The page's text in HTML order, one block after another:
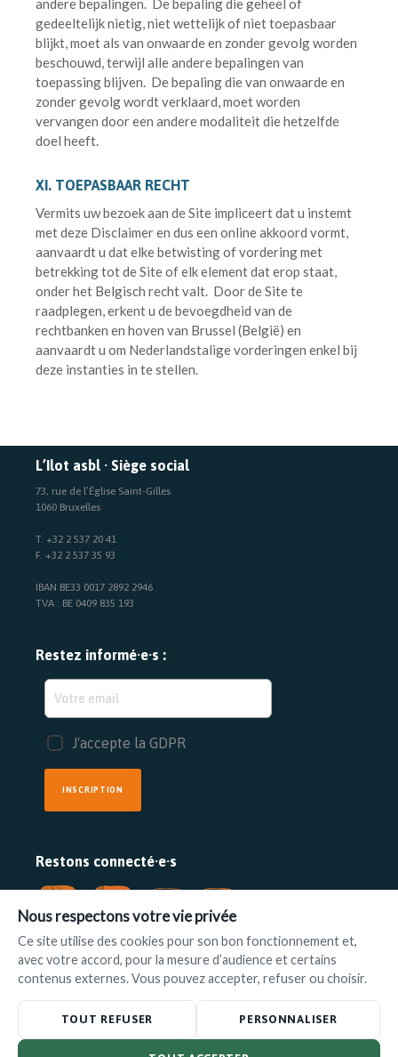
andere bepalingen. De bepaling die geheel of
gedeeltelijk nietig, niet wettelijk of niet toepasbaar
blijkt, moet als van onwaarde en zonder gevolg worden
beschouwd, terwijl alle andere bepalingen van
toepassing blijven. De bepaling die van onwaarde en
zonder gevolg wordt verklaard, moet worden
vervangen door een andere modaliteit die hetzelfde
doel heeft.
XI. TOEPASBAAR RECHT
Vermits uw bezoek aan de Site impliceert dat u instemt
met deze Disclaimer en dus een online akkoord vormt,
aanvaardt u dat elke betwisting of vordering met
betrekking tot de Site of elk element dat erop staat,
onder het Belgisch recht valt. Door de Site te
raadplegen, erkent u de bevoegdheid van de
rechtbanken en hoven van Brussel (België) en
aanvaardt u om Nederlandstalige vorderingen enkel bij
deze instanties in te stellen.
L’Ilot asbl · Siège social
73, rue de l’Église Saint-Gilles
1060 Bruxelles
T. +32 2 537 20 41
F. +32 2 537 35 93
IBAN BE33 0017 2892 2946
TVA : BE 0409 835 193
Restez informé·e·s :
J'accepte la GDPR
INSCRIPTION
Restons connecté·e·s
FAIRE UN DON
www.ilot.be• info@ilot.be
Nous respectons votre vie privée
Ce site utilise des cookies pour son bon fonctionnement et,
avec votre accord, pour la mesure d’audience et certains
contenus externes. Vous pouvez accepter, refuser ou choisir.
TOUT REFUSER PERSONNALISER